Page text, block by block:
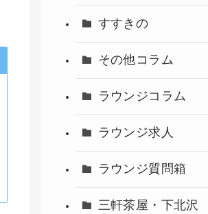
すすきの
その他コラム
ラウンジコラム
ラウンジ求人
ラウンジ質問箱
三軒茶屋・下北沢